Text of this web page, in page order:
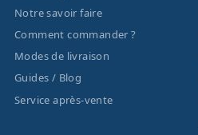
Notre savoir faire
Comment commander ?
Modes de livraison
Guides / Blog
Service après-vente